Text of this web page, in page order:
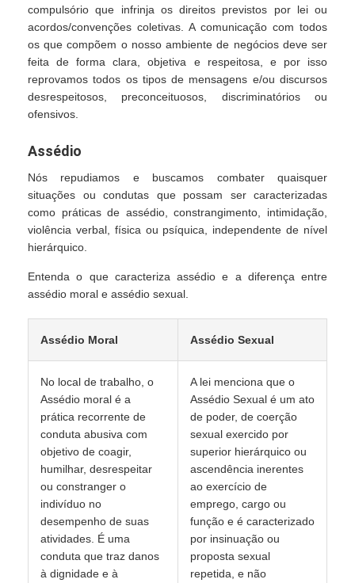
compulsório que infrinja os direitos previstos por lei ou
acordos/convenções coletivas. A comunicação com todos
os que compõem o nosso ambiente de negócios deve ser
feita de forma clara, objetiva e respeitosa, e por isso
reprovamos todos os tipos de mensagens e/ou discursos
desrespeitosos, preconceituosos, discriminatórios ou
ofensivos.
Assédio
Nós repudiamos e buscamos combater quaisquer
situações ou condutas que possam ser caracterizadas
como práticas de assédio, constrangimento, intimidação,
violência verbal, física ou psíquica, independente de nível
hierárquico.
Entenda o que caracteriza assédio e a diferença entre
assédio moral e assédio sexual.
Assédio Moral Assédio Sexual
No local de trabalho, o
Assédio moral é a
prática recorrente de
conduta abusiva com
objetivo de coagir,
humilhar, desrespeitar
ou constranger o
indivíduo no
desempenho de suas
atividades. É uma
conduta que traz danos
à dignidade e à
A lei menciona que o
Assédio Sexual é um ato
de poder, de coerção
sexual exercido por
superior hierárquico ou
ascendência inerentes
ao exercício de
emprego, cargo ou
função e é caracterizado
por insinuação ou
proposta sexual
repetida, e não